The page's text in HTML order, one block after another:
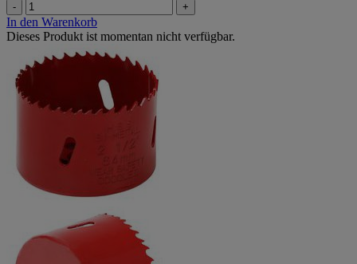
- +
In den Warenkorb
Dieses Produkt ist momentan nicht verfügbar.